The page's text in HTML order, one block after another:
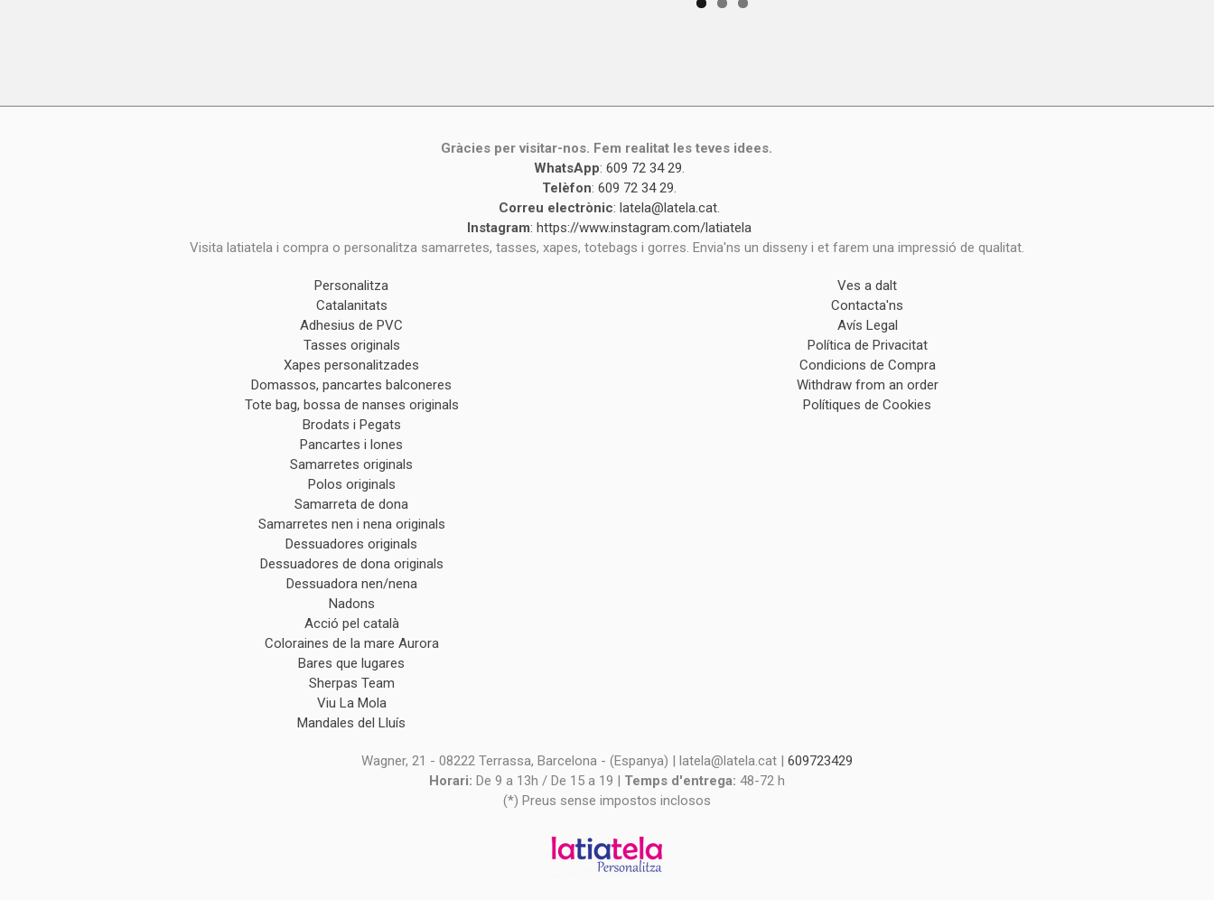
Gràcies per visitar-nos. Fem realitat les teves idees.
WhatsApp:609 72 34 29.
Telèfon:609 72 34 29.
Correu electrònic:latela@latela.cat.
Instagram:https://www.instagram.com/latiatela
Visita latiatela i compra o personalitza samarretes, tasses, xapes, totebags i gorres. Envia'ns un disseny i et farem una impressió de qualitat.
Personalitza
Catalanitats
Adhesius de PVC
Tasses originals
Xapes personalitzades
Domassos, pancartes balconeres
Tote bag, bossa de nanses originals
Brodats i Pegats
Pancartes i lones
Samarretes originals
Polos originals
Samarreta de dona
Samarretes nen i nena originals
Dessuadores originals
Dessuadores de dona originals
Dessuadora nen/nena
Nadons
Acció pel català
Coloraines de la mare Aurora
Bares que lugares
Sherpas Team
Viu La Mola
Mandales del Lluís
Ves a dalt
Contacta'ns
Avís Legal
Política de Privacitat
Condicions de Compra
Withdraw from an order
Polítiques de Cookies
Wagner, 21 - 08222 Terrassa, Barcelona - (Espanya) | latela@latela.cat | 609723429
Horari: De 9 a 13h / De 15 a 19 | Temps d'entrega: 48-72 h
(*) Preus sense impostos inclosos